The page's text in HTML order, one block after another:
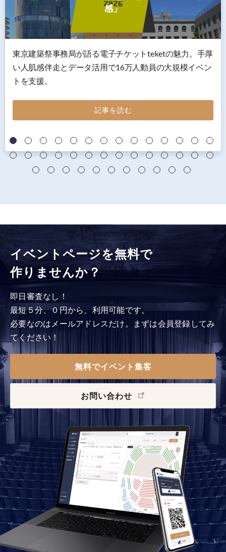
感」
東京建築祭事務局が語る電子チケットteketの魅力。手厚
い人肌感伴走とデータ活用で16万人動員の大規模イベン
トを支援。
記事を読む
イベントページを無料で
作りませんか？
即日審査なし！
最短５分、０円から、利用可能です。
必要なのはメールアドレスだけ。まずは会員登録してみ
てください！
無料でイベント集客
お問い合わせ